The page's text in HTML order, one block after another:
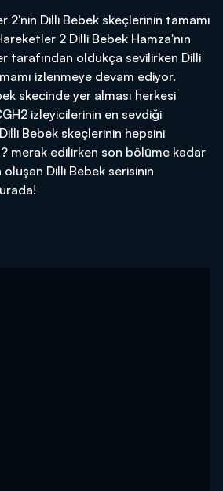
2'nin Dilli Bebek skeçlerinin tamamı
2 Dilli Bebek Hamza'nın
tarafından oldukça sevilirken Dilli
izlenmeye devam ediyor.
skecinde yer alması herkesi
izleyicilerinin en sevdiği
Bebek skeçlerinin hepsini
merak edilirken son bölüme kadar
Dilli Bebek serisinin